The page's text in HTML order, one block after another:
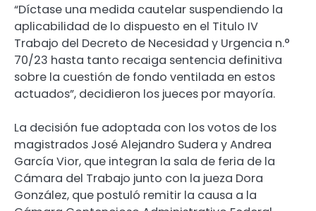
“Díctase una medida cautelar suspendiendo la
aplicabilidad de lo dispuesto en el Titulo IV
Trabajo del Decreto de Necesidad y Urgencia n.°
70/23 hasta tanto recaiga sentencia definitiva
sobre la cuestión de fondo ventilada en estos
actuados”, decidieron los jueces por mayoría.
La decisión fue adoptada con los votos de los
magistrados José Alejandro Sudera y Andrea
García Vior, que integran la sala de feria de la
Cámara del Trabajo junto con la jueza Dora
González, que postuló remitir la causa a la